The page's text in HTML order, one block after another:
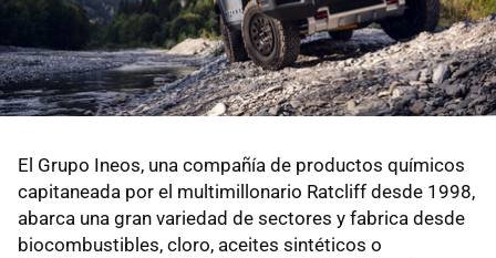
El Grupo Ineos, una compañía de productos químicos
capitaneada por el multimillonario Ratcliff desde 1998,
abarca una gran variedad de sectores y fabrica desde
biocombustibles, cloro, aceites sintéticos o